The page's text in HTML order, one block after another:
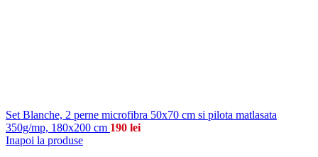
Set Blanche, 2 perne microfibra 50x70 cm si pilota matlasata
350g/mp, 180x200 cm 190 lei
Inapoi la produse